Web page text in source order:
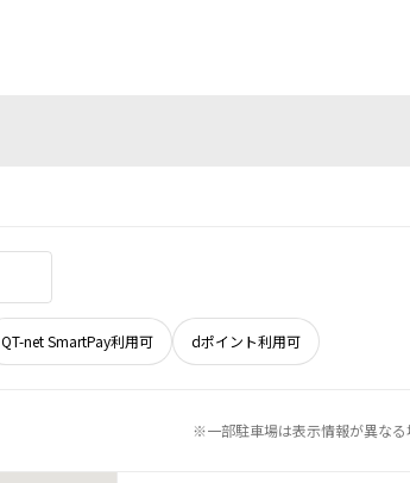
QT-net SmartPay利用可 dポイント利用可
※一部駐車場は表示情報が異な